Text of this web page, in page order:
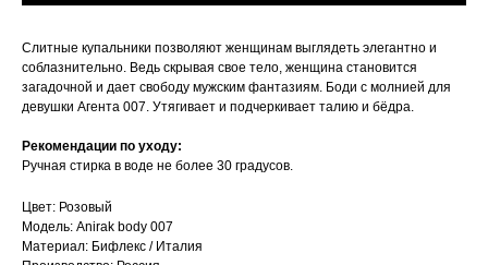
Слитные купальники позволяют женщинам выглядеть элегантно и
соблазнительно. Ведь скрывая свое тело, женщина становится
загадочной и дает свободу мужским фантазиям. Боди с молнией для
девушки Агента 007. Утягивает и подчеркивает талию и бёдра.
Рекомендации по уходу:
Ручная стирка в воде не более 30 градусов.
Цвет: Розовый
Модель: Anirak body 007
Материал: Бифлекс / Италия